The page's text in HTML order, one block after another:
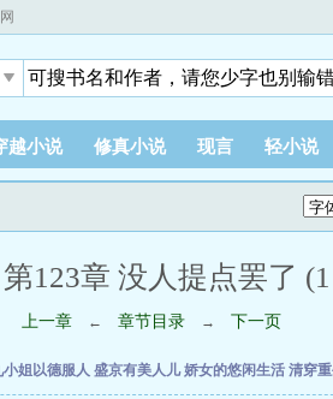
越小说 修真小说 现言 轻小说
第123章 没人提点罢了
上一章 ← 章节目录 → 下一页
小姐以德服人 盛京有美人儿娇女的悠闲生活 清穿